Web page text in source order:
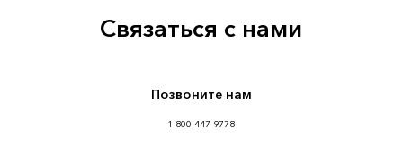
Связаться с нами
Позвоните нам
1-800-447-9778